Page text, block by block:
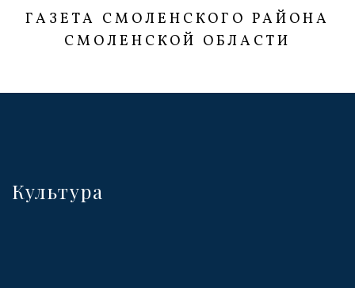
ГАЗЕТА СМОЛЕНСКОГО РАЙОНА
СМОЛЕНСКОЙ ОБЛАСТИ
Культура